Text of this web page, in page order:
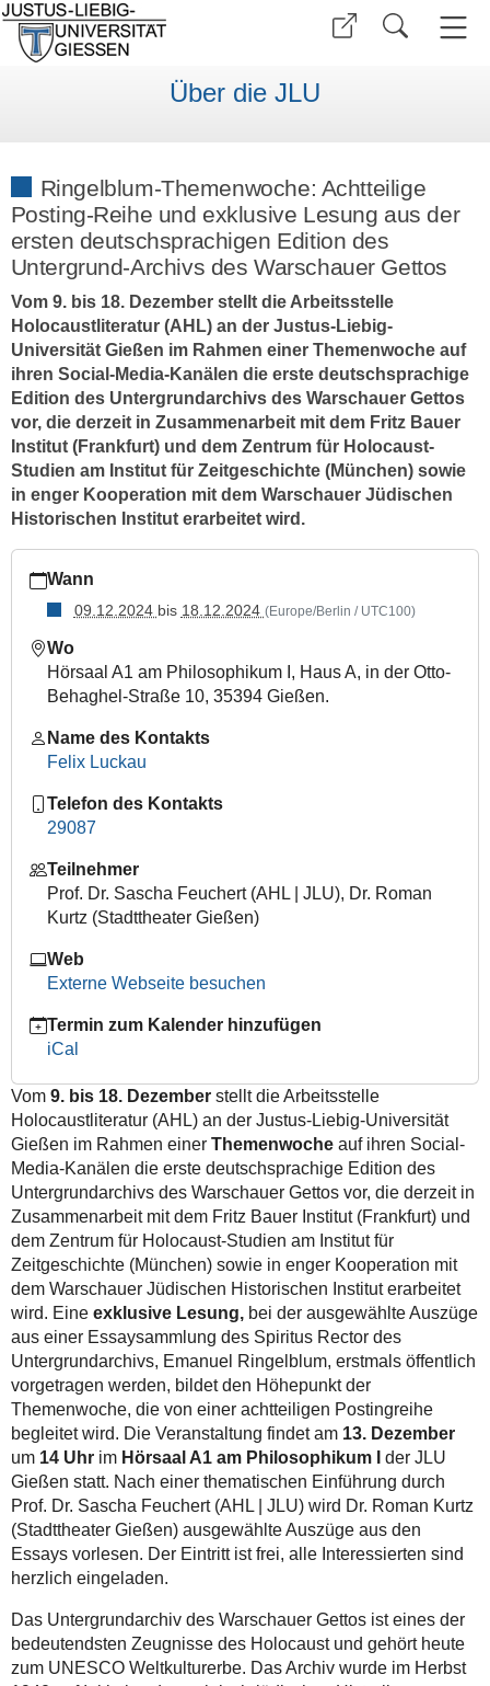
Über die JLU
Ringelblum-Themenwoche: Achtteilige
Posting-Reihe und exklusive Lesung aus der
ersten deutschsprachigen Edition des
Untergrund-Archivs des Warschauer Gettos
Vom 9. bis 18. Dezember stellt die Arbeitsstelle
Holocaustliteratur (AHL) an der Justus-Liebig-
Universität Gießen im Rahmen einer Themenwoche auf
ihren Social-Media-Kanälen die erste deutschsprachige
Edition des Untergrundarchivs des Warschauer Gettos
vor, die derzeit in Zusammenarbeit mit dem Fritz Bauer
Institut (Frankfurt) und dem Zentrum für Holocaust-
Studien am Institut für Zeitgeschichte (München) sowie
in enger Kooperation mit dem Warschauer Jüdischen
Historischen Institut erarbeitet wird.
giessen.de/de/ueber-
uns/veranstaltungen/vortraege/ringelblumthemenwoche
Ringelblum-
Themenwoche:
Achtteilige
Reihe
Lesung
ersten
deutschsprachigen
Edition
des
Untergrund-
des
Warschauer
2024-
12-
09T00:00:00+01:00
2024-
12-
18T23:59:59+01:00
Vom
9.
bis
Dezember
die
Arbeitsstelle
Holocaustliteratur
(AHL)
an
der
Justus-
Liebig-
Gießen
im
Rahmen
Wann
09.12.2024 bis 18.12.2024 (Europe/Berlin / UTC100)
Wo
Hörsaal A1 am Philosophikum I, Haus A, in der Otto-
Behaghel-Straße 10, 35394 Gießen.
Name des Kontakts
Felix Luckau
Telefon des Kontakts
29087
Teilnehmer
Prof. Dr. Sascha Feuchert (AHL | JLU), Dr. Roman
Kurtz (Stadttheater Gießen)
Web
Externe Webseite besuchen
Termin zum Kalender hinzufügen
iCal
Vom 9. bis 18. Dezemberstellt die Arbeitsstelle
Holocaustliteratur (AHL) an der Justus-Liebig-Universität
Gießen im Rahmen einer Themenwocheauf ihren Social-
Media-Kanälen die erste deutschsprachige Edition des
Untergrundarchivs des Warschauer Gettos vor, die derzeit in
Zusammenarbeit mit dem Fritz Bauer Institut (Frankfurt) und
dem Zentrum für Holocaust-Studien am Institut für
Zeitgeschichte (München) sowie in enger Kooperation mit
dem Warschauer Jüdischen Historischen Institut erarbeitet
wird. Eine exklusive Lesung,bei der ausgewählte Auszüge
aus einer Essaysammlung des Spiritus Rector des
Untergrundarchivs, Emanuel Ringelblum, erstmals öffentlich
vorgetragen werden, bildet den Höhepunkt der
Themenwoche, die von einer achtteiligen Postingreihe
begleitet wird. Die Veranstaltung findet am 13. Dezember
um 14 Uhrim Hörsaal A1 am Philosophikum I
der JLU
Gießen statt. Nach einer thematischen Einführung durch
Prof. Dr. Sascha Feuchert (AHL | JLU) wird Dr. Roman Kurtz
(Stadttheater Gießen) ausgewählte Auszüge aus den
Essays vorlesen. Der Eintritt ist frei, alle Interessierten sind
herzlich eingeladen.
Das Untergrundarchiv des Warschauer Gettos ist eines der
bedeutendsten Zeugnisse des Holocaust und gehört heute
zum UNESCO Weltkulturerbe. Das Archiv wurde im Herbst